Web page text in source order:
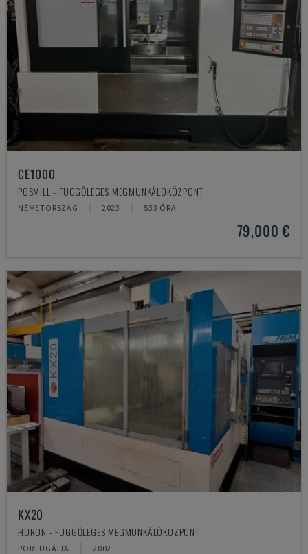
CE1000
POSMILL - FÜGGŐLEGES MEGMUNKÁLÓKÖZPONT
NÉMETORSZÁG 2023 533 ÓRA
79,000 €
KX20
HURON - FÜGGŐLEGES MEGMUNKÁLÓKÖZPONT
PORTUGÁLIA 2002